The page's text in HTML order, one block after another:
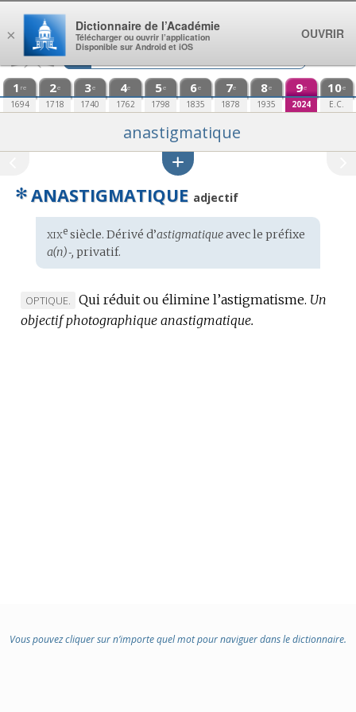
Aller au contenu
1 re
1694
2e
1718
3e
1740
4e
1762
5e
1798
6e
1835
7e
1878
8e
1935
9e
2024
10e
E.C.
anastigmatique
✻ ANASTIGMATIQUE adjectif
Étymologie
:
xixesiècle. Dérivé d’astigmatiqueavec le préfixe
a(n)‑, privatif.
MARQUE
DE
OPTIQUE. Qui réduit ou élimine l’astigmatisme. Un
objectif photographique anastigmatique.
Vous pouvez cliquer sur n’importe quel mot pour naviguer dans le dictionnaire.
×
Dictionnaire de l’Académie
Télécharger ou ouvrir l’application
Disponible sur Android et iOS
OUVRIR